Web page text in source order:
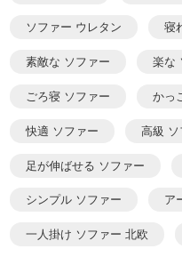
ソファー ウレタン 寝
素敵な ソファー 楽な
ごろ寝 ソファー かっ
快適 ソファー 高級 ソ
足が伸ばせる ソファー
シンプル ソファー ア
一人掛け ソファー 北欧